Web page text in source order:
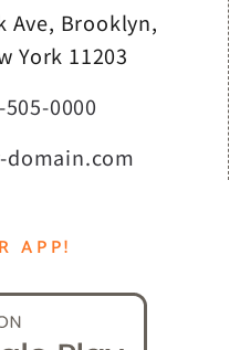
Ave, Brooklyn,
York 11203
0000
domain.com
APP!